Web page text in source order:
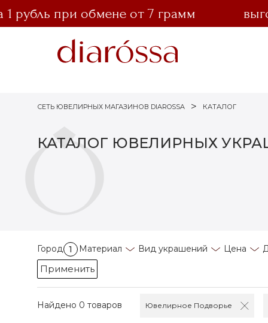
при обмене от 7 грамм
СЕТЬ ЮВЕЛИРНЫХ МАГАЗИНОВ DIAROSSA КАТАЛОГ
КАТАЛОГ ЮВЕЛИРНЫХ
Город 1 Материал Вид украшений Цена
Найдено 0 товаров Ювелирное Подворье
Применить